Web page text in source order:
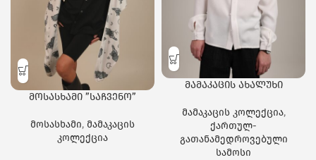
მოსასხამი ”საჩვენო”
მოსასხამი, მამაკაცის
კოლექცია
მამაკაცის ახალუხი
მამაკაცის კოლექცია,
ქართულ-
გათანამედროვებული
სამოსი